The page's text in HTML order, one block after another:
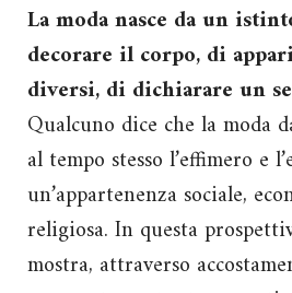
La moda nasce da un
decorare il corpo, di
diversi, di dichiarare un
Qualcuno dice che la moda
al tempo stesso l’effimero e
un’appartenenza sociale,
religiosa. In questa
mostra, attraverso